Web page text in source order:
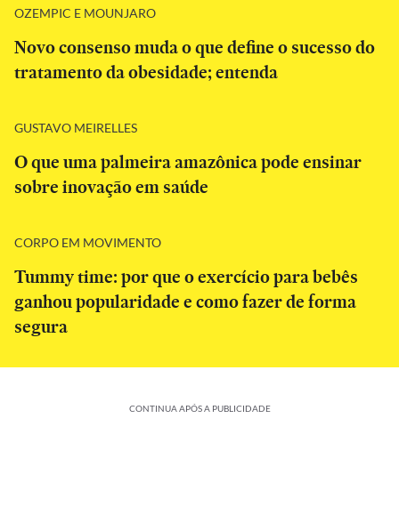
OZEMPIC E MOUNJARO
Novo consenso muda o que define o sucesso do
tratamento da obesidade; entenda
GUSTAVO MEIRELLES
O que uma palmeira amazônica pode ensinar
sobre inovação em saúde
CORPO EM MOVIMENTO
Tummy time: por que o exercício para bebês
ganhou popularidade e como fazer de forma
segura
CONTINUA APÓS A PUBLICIDADE